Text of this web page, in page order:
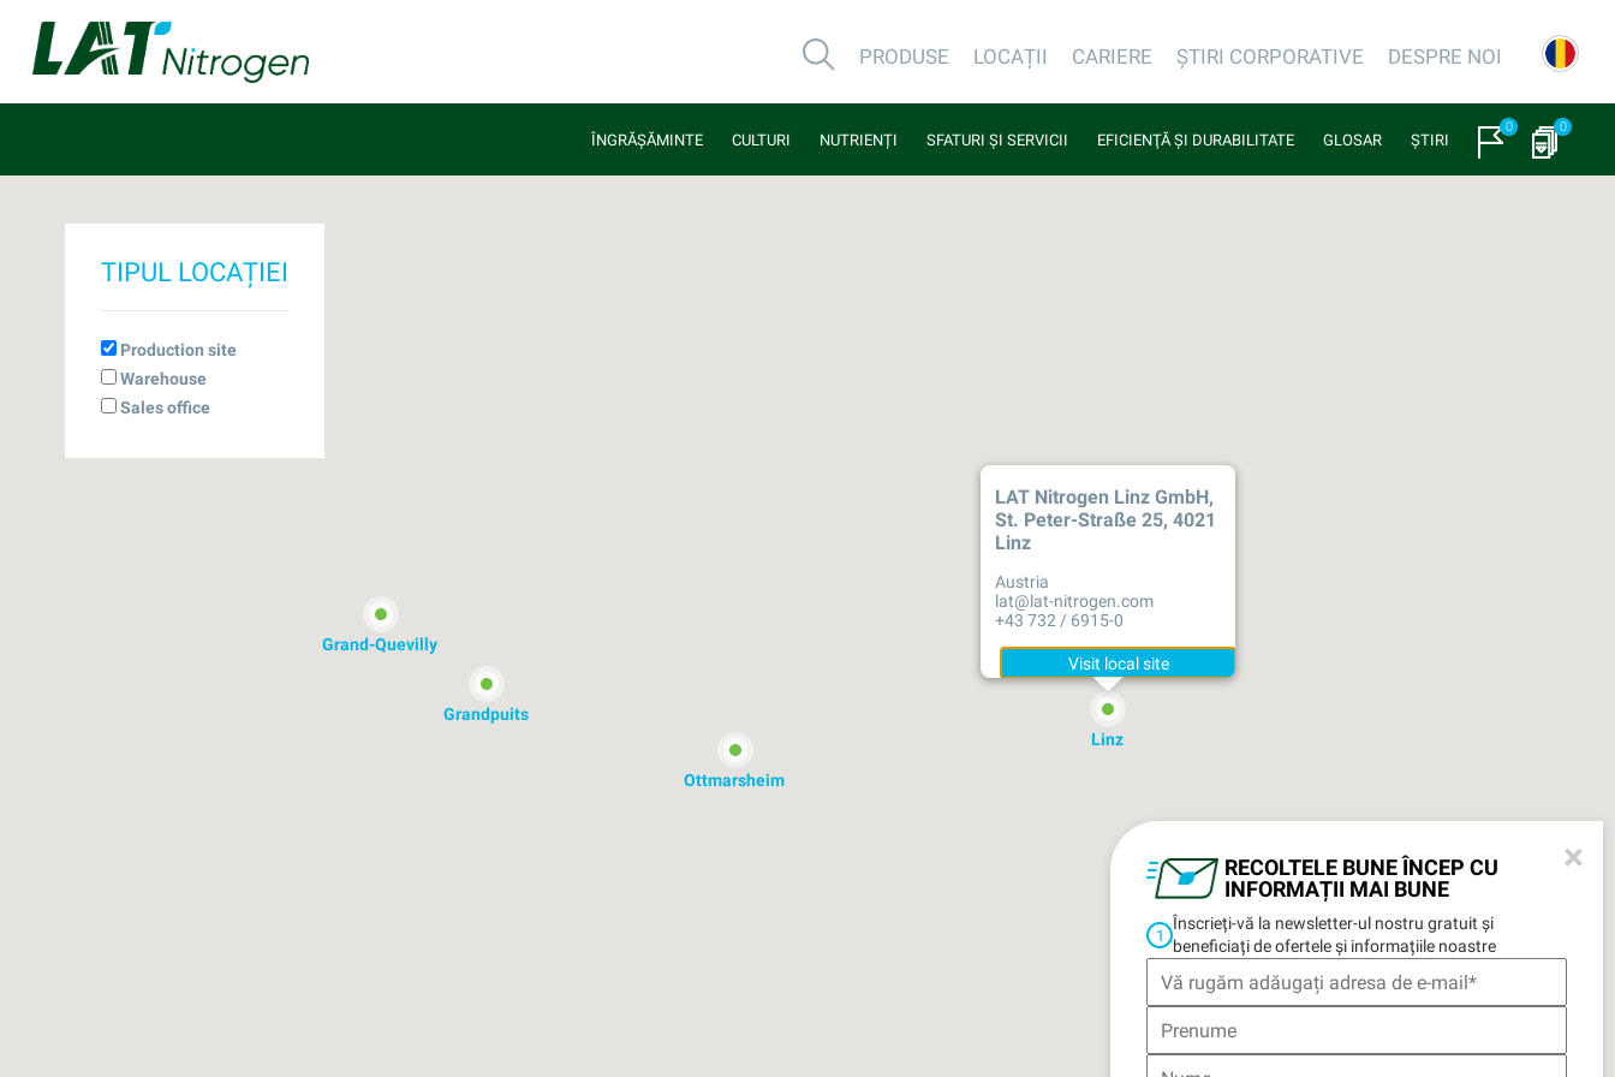
RECOLTELE BUNE ÎNCEP CU
INFORMAȚII MAI BUNE
×
1
Înscrieți-vă la newsletter-ul nostru gratuit și
beneficiați de ofertele și informațiile noastre
PRODUSE LOCAȚII CARIERE ȘTIRI CORPORATIVE DESPRE NOI
ÎNGRĂȘĂMINTE CULTURI NUTRIENȚI SFATURI ȘI SERVICII EFICIENŢĂ ŞI DURABILITATE GLOSAR ȘTIRI
0 0
Linz
Grandpuits
Grand-Quevilly
Ottmarsheim
LAT Nitrogen Linz GmbH,
St. Peter-Straße 25, 4021
Linz
Austria
lat@lat-nitrogen.com
+43 732 / 6915-0
TIPUL LOCAȚIEI
Production site
Warehouse
Sales office